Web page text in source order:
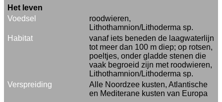
Het leven
Voedsel
roodwieren,
Lithothamnion/Lithoderma sp.
Habitat
vanaf iets beneden de laagwaterlijn
tot meer dan 100 m diep; op rotsen,
poeltjes, onder gladde stenen die
vaak begroeid zijn met roodwieren,
Lithothamnion/Lithoderma sp.
Verspreiding
Alle Noordzee kusten, Atlantische
en Mediterane kusten van Europa